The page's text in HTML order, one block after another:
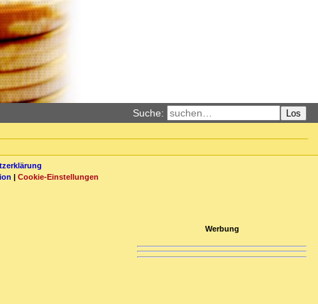
Suche: Los
| Cookie-Einstellungen
Werbung